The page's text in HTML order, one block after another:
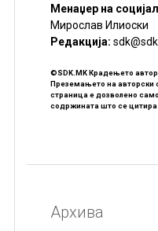
Менаџер на
Мирослав Илиоски
Редакцијa:
©SDK.MK Крадењето
Преземањето на авторски
страница е дозволено
содржината што се цитира
Архива